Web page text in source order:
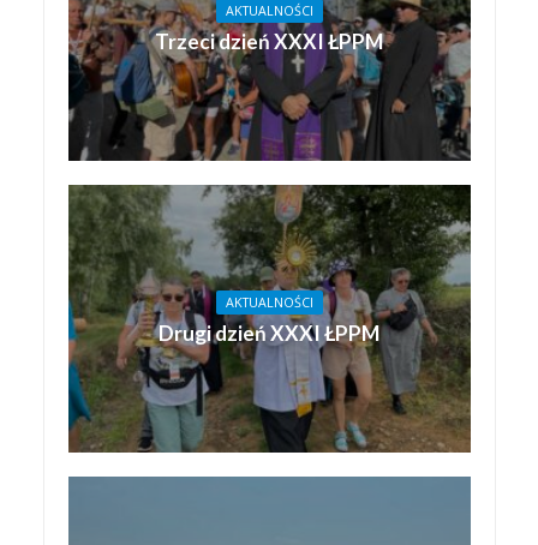
AKTUALNOŚCI
Trzeci dzień XXXI ŁPPM
AKTUALNOŚCI
Drugi dzień XXXI ŁPPM